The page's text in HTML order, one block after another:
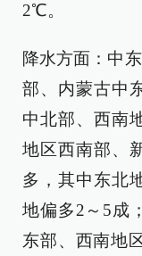
2℃。
降水方面：中
部、内蒙古中
中北部、西南
地区西南部、
多，其中东北
地偏多2～5成
东部、西南地